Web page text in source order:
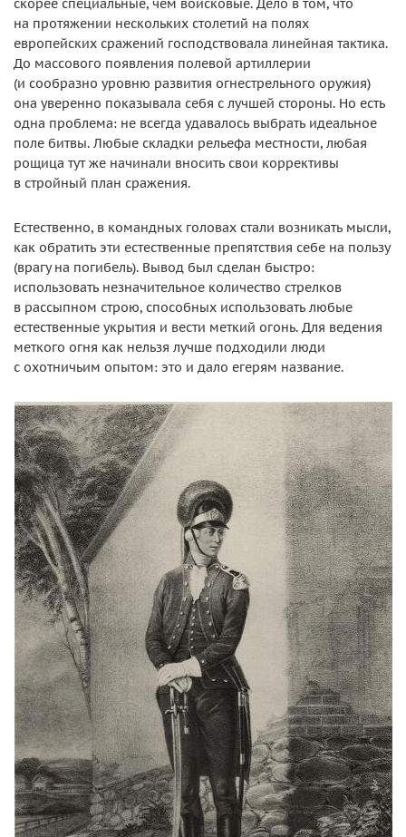
скорее специальные, чем войсковые. Дело в том, что
на протяжении нескольких столетий на полях
европейских сражений господствовала линейная тактика.
До массового появления полевой артиллерии
(и сообразно уровню развития огнестрельного оружия)
она уверенно показывала себя с лучшей стороны. Но есть
одна проблема: не всегда удавалось выбрать идеальное
поле битвы. Любые складки рельефа местности, любая
рощица тут же начинали вносить свои коррективы
в стройный план сражения.
Естественно, в командных головах стали возникать мысли,
как обратить эти естественные препятствия себе на пользу
(врагу на погибель). Вывод был сделан быстро:
использовать незначительное количество стрелков
в рассыпном строю, способных использовать любые
естественные укрытия и вести меткий огонь. Для ведения
меткого огня как нельзя лучше подходили люди
с охотничьим опытом: это и дало егерям название.